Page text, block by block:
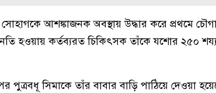
আশঙ্কাজনক অবস্থায় উদ্ধার করে প্রথমে
হওয়ায় কর্তব্যরত চিকিৎসক তাঁকে যশোর ২৫০
সিমাকে তাঁর বাবার বাড়ি পাঠিয়ে দেওয়া